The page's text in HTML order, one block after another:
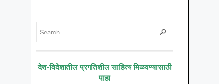
देश-विदेशातील प्रगतिशील साहित्य मिळवण्यासाठी
पाहा